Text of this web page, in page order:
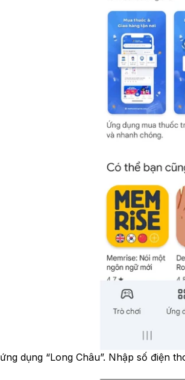
dụng “Long Châu”. Nhập số điện